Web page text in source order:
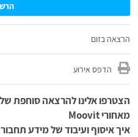
הרצאה בזום
הדפס אירוע
הצטרפו אלינו להרצאה סוחפת
מאחורי Moovit
איך איסוף ועיבוד של מידע